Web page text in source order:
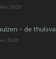
2020
– de
2020